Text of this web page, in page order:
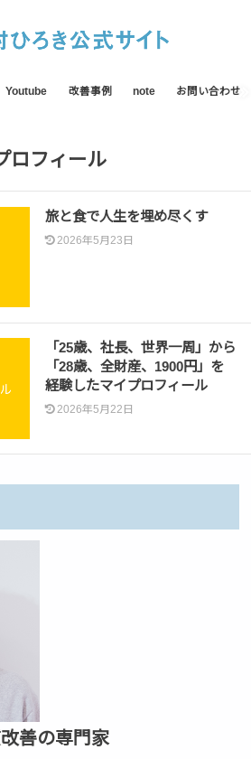
Youtube 改善事例 note お問い合わせ
ロフィール
旅と食で人生を埋め尽くす
2026年5月23日
「25歳、社長、世界一周」から
「28歳、全財産、1900円」を
経験したマイプロフィール
2026年5月22日
善の専門家